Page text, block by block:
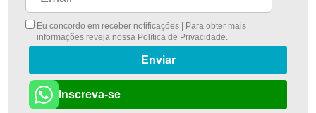
Eu concordo em receber notificações | Para obter mais
informações reveja nossa Política de Privacidade.
Enviar
Inscreva-se